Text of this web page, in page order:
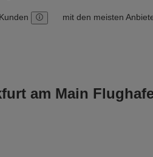
mit den meisten
am Main